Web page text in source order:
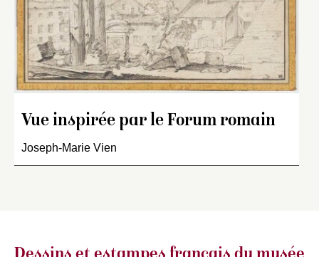
Vue inspirée par le Forum romain
Joseph-Marie Vien